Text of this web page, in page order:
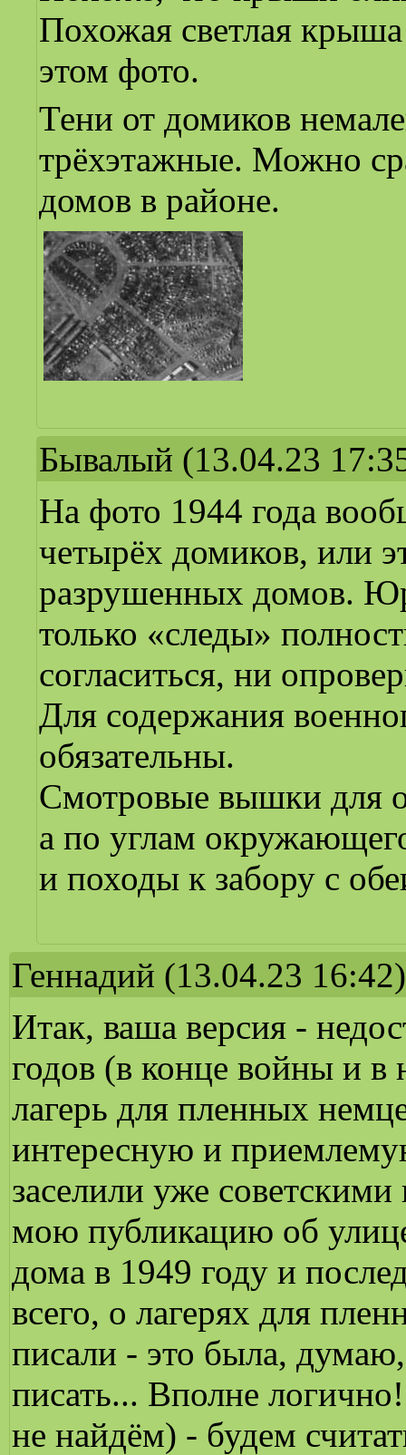
Похожая светлая
этом фото.
Тени от домиков
трёхэтажные. Можно
домов в районе.
Бывалый (13.04.23
На фото 1944 года
четырёх домиков, или
разрушенных домов.
только «следы»
согласиться, ни
Для содержания
обязательны.
Смотровые вышки для
а по углам
и походы к забору с
Геннадий (13.04.23 16:42)
Итак, ваша версия -
годов (в конце войны и в
лагерь для пленных
интересную и
заселили уже
мою публикацию об
дома в 1949 году и
всего, о лагерях для
писали - это была,
писать... Вполне
не найдём) - будем